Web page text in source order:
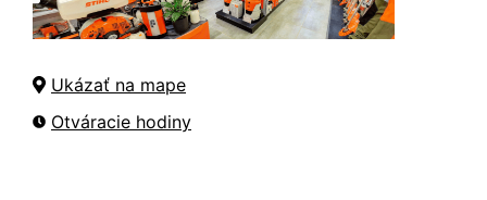
Ukázať na mape
Otváracie hodiny